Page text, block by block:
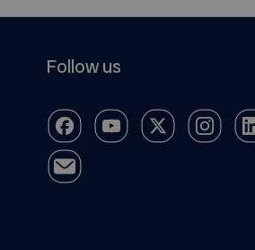
Follow us